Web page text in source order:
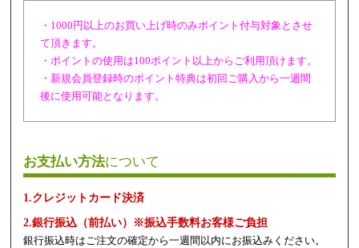
・1000円以上のお買い上げ時のみポイント付与対象とさせ
て頂きます。
・ポイントの使用は100ポイント以上からご利用頂けます。
・新規会員登録時のポイント特典は初回ご購入から一週間
後に使用可能となります。
お支払い方法について
1.クレジットカード決済
2.銀行振込（前払い）※振込手数料お客様ご負担
銀行振込時はご注文の確定から一週間以内にお振込みください。